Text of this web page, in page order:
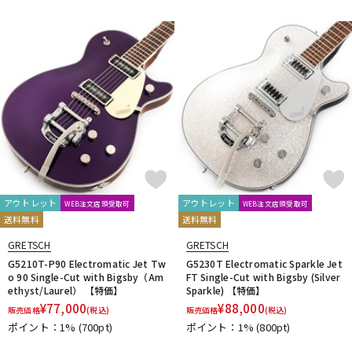
アウトレット WEB注文店頭受取可
送料無料
GRETSCH
G5210T-P90 Electromatic Jet Tw
o 90 Single-Cut with Bigsby（Am
ethyst/Laurel） 【特価】
販売価格¥77,000(税込)
ポイント：1% (700pt)
アウトレット WEB注文店頭受取可
送料無料
GRETSCH
G5230T Electromatic Sparkle Jet
FT Single-Cut with Bigsby (Silver
Sparkle) 【特価】
販売価格¥88,000(税込)
ポイント：1%(800pt)